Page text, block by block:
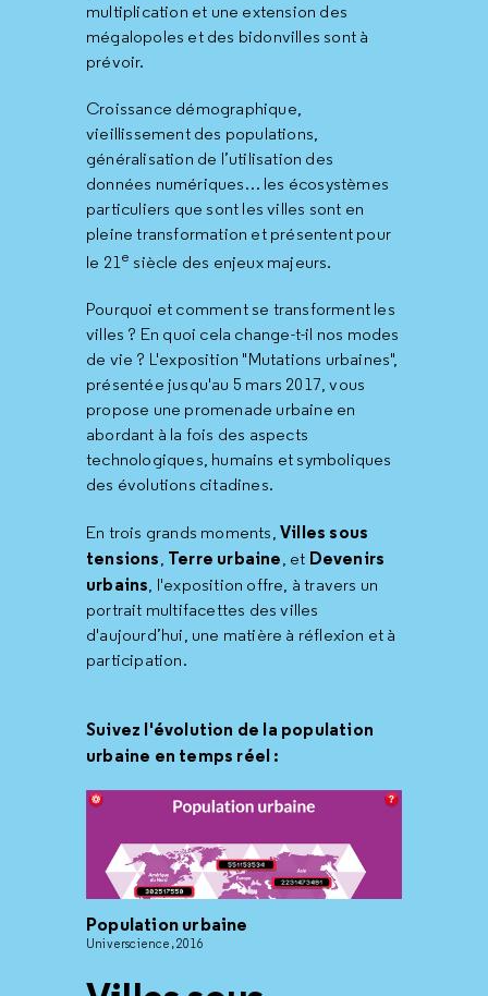
multiplication et une extension des
mégalopoles et des bidonvilles sont à
prévoir.
Croissance démographique,
vieillissement des populations,
généralisation de l’utilisation des
données numériques… les écosystèmes
particuliers que sont les villes sont en
pleine transformation et présentent pour
le 21e siècle des enjeux majeurs.
Pourquoi et comment se transforment les
villes ? En quoi cela change-t-il nos modes
de vie ? L'exposition "Mutations urbaines",
présentée jusqu'au 5 mars 2017, vous
propose une promenade urbaine en
abordant à la fois des aspects
technologiques, humains et symboliques
des évolutions citadines.
En trois grands moments, Villes sous
tensions, Terre urbaine, et Devenirs
urbains, l'exposition offre, à travers un
portrait multifacettes des villes
d'aujourd’hui, une matière à réflexion et à
participation.
Suivez l'évolution de la population
urbaine en temps réel :
Population urbaine
Universcience, 2016